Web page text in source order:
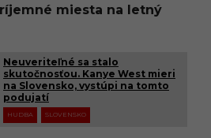
miesta na letný
Neuveriteľné sa stalo
skutočnosťou. Kanye West mieri
na Slovensko, vystúpi na tomto
podujatí
HUDBA SLOVENSKO